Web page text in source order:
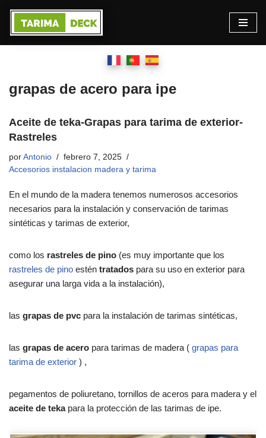
Saltar
al
grapas de acero para ipe
Aceite de teka-Grapas para tarima de exterior-
Rastreles
por Antonio
febrero 7, 2025
Accesorios instalacion madera y tarima
En el mundo de la madera tenemos numerosos accesorios
necesarios para la instalación y conservación de tarimas
sintéticas y tarimas de exterior,
como los rastreles de pino (es muy importante que los
rastreles de pino estén tratados para su uso en exterior para
asegurar una larga vida a la instalación),
las grapas de pvc para la instalación de tarimas sintéticas,
las grapas de acero para tarimas de madera ( grapas para
tarima de exterior ) ,
pegamentos de poliuretano, tornillos de aceros para madera y el
aceite de teka para la protección de las tarimas de ipe.